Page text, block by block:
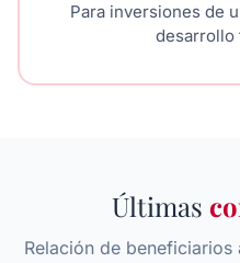
Para inversiones de
desarrollo
Últimas
Relación de